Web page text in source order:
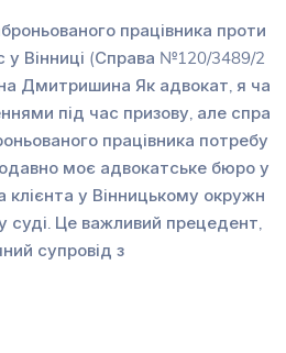
працівника проти
у Вінниці (Справа №120/3489/2
Дмитришина Як адвокат, я ча
під час призову, але спра
працівника потребу
моє адвокатське бюро у
клієнта у Вінницькому окружн
суді. Це важливий прецедент,
супровід з